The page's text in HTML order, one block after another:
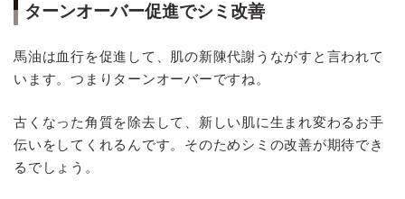
ターンオーバー促進でシミ改善
馬油は血行を促進して、肌の新陳代謝うながすと言われて
います。つまりターンオーバーですね。
古くなった角質を除去して、新しい肌に生まれ変わるお手
伝いをしてくれるんです。そのためシミの改善が期待でき
るでしょう。